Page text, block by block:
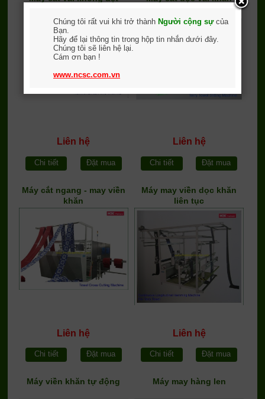
Liên hệ
Chi tiết Đặt mua
Liên hệ
Chi tiết Đặt mua
Máy cắt ngang - may viền
khăn
Liên hệ
Chi tiết Đặt mua
Máy may viền dọc khăn
liên tục
Liên hệ
Chi tiết Đặt mua
Máy viền khăn tự động Máy may hàng len
Chúng tôi rất vui khi trở thành Người cộng sựcủa
Bạn.
Hãy để lại thông tin trong hộp tin nhắn dưới đây.
Chúng tôi sẽ liên hệ lại.
Cám ơn bạn !
www.ncsc.com.vn